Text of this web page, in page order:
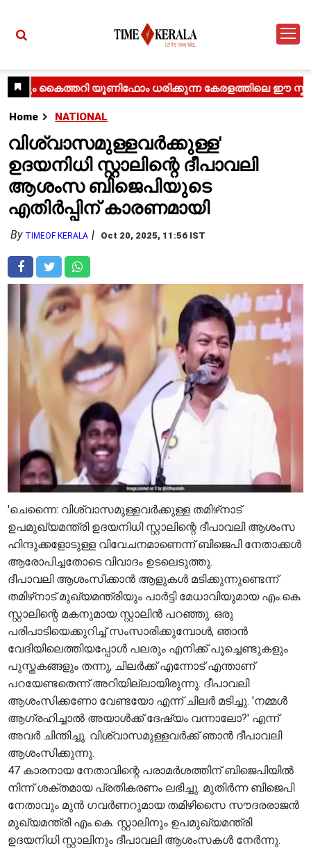
Home NATIONAL
വിശ്വാസമുള്ളവർക്കുള്ള'
ഉദയനിധി സ്റ്റാലിന്റെ ദീപാവലി
ആശംസ ബിജെപിയുടെ
എതിർപ്പിന് കാരണമായി
By TIMEOF KERALA Oct 20, 2025, 11:56 IST
'​​​ചെന്നൈ: വിശ്വാസമുള്ളവർക്കുള്ള തമിഴ്‌നാട്
ഉപമുഖ്യമന്ത്രി ഉദയനിധി സ്റ്റാലിന്റെ ദീപാവലി ആശംസ
ഹിന്ദുക്കളോടുള്ള വിവേചനമാണെന്ന് ബിജെപി നേതാക്കൾ
ആരോപിച്ചതോടെ വിവാദം ഉടലെടുത്തു.
ദീപാവലി ആശംസിക്കാൻ ആളുകൾ മടിക്കുന്നുണ്ടെന്ന്
തമിഴ്‌നാട് മുഖ്യമന്ത്രിയും പാർട്ടി മേധാവിയുമായ എം.കെ.
സ്റ്റാലിന്റെ മകനുമായ സ്റ്റാലിൻ പറഞ്ഞു. ഒരു
പരിപാടിയെക്കുറിച്ച് സംസാരിക്കുമ്പോൾ, ഞാൻ
വേദിയിലെത്തിയപ്പോൾ പലരും എനിക്ക് പൂച്ചെണ്ടുകളും
പുസ്തകങ്ങളും തന്നു, ചിലർക്ക് എന്നോട് എന്താണ്
പറയേണ്ടതെന്ന് അറിയില്ലായിരുന്നു. ദീപാവലി
ആശംസിക്കണോ വേണ്ടയോ എന്ന് ചിലർ മടിച്ചു. 'നമ്മൾ
ആഗ്രഹിച്ചാൽ അയാൾക്ക് ദേഷ്യം വന്നാലോ?' എന്ന്
അവർ ചിന്തിച്ചു. വിശ്വാസമുള്ളവർക്ക് ഞാൻ ദീപാവലി
ആശംസിക്കുന്നു.
47 കാരനായ നേതാവിന്റെ പരാമർശത്തിന് ബിജെപിയിൽ
നിന്ന് ശക്തമായ പ്രതികരണം ലഭിച്ചു. മുതിർന്ന ബിജെപി
നേതാവും മുൻ ഗവർണറുമായ തമിഴിസൈ സൗദരരാജൻ
മുഖ്യമന്ത്രി എം.കെ. സ്റ്റാലിനും ഉപമുഖ്യമന്ത്രി
ഉദയനിധി സ്റ്റാലിനും ദീപാവലി ആശംസകൾ നേർന്നു.